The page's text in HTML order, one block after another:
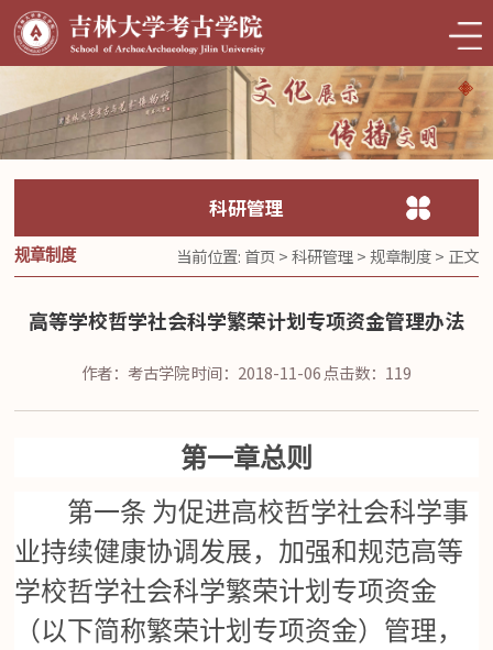
科研管理
规章制度 当前位置: 首页>科研管理>规章制度> 正文
高等学校哲学社会科学繁荣计划专项资金管理办法
作者：考古学院时间：2018-11-06点击数： 119
第一章总则
第一条 为促进高校哲学社会科学事
业持续健康协调发展，加强和规范高等
学校哲学社会科学繁荣计划专项资金
（以下简称繁荣计划专项资金）管理，